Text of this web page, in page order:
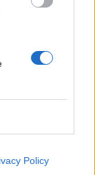
Policy
ТО/
ТрТО​
с
нивото
6 250
ТО/